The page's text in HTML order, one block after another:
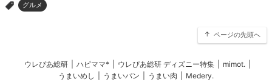
> グルメ
ページの先頭へ
ウレぴあ総研 ハピママ* ウレぴあ総研 ディズニー特集 mimot.
うまいめし
うまいパン うまい肉 Medery.